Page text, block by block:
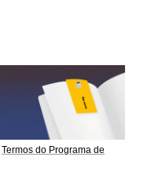
Termos do Programa de